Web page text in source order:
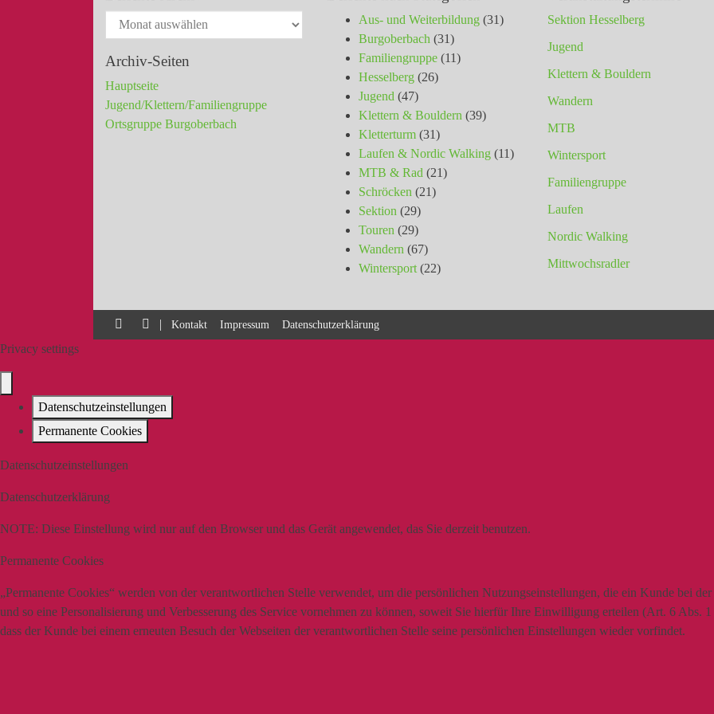
Archiv-Seiten
Hauptseite
Jugend/Klettern/Familiengruppe
Ortsgruppe Burgoberbach
Aus- und Weiterbildung(31)
Burgoberbach (31)
Familiengruppe(11)
Hesselberg(26)
Jugend (47)
Klettern & Bouldern (39)
Kletterturm(31)
Laufen & Nordic Walking(11)
MTB & Rad (21)
Schröcken (21)
Sektion (29)
Touren (29)
Wandern (67)
Wintersport(22)
Sektion Hesselberg
Jugend
Klettern & Bouldern
Wandern
MTB
Wintersport
Familiengruppe
Laufen
Nordic Walking
Mittwochsradler
| Kontakt Impressum Datenschutzerklärung
Privacy settings
Datenschutzeinstellungen
Permanente Cookies
Datenschutzeinstellungen
Datenschutzerklärung
NOTE: Diese Einstellung wird nur auf den Browser und das Gerät angewendet, das Sie derzeit benutzen.
Permanente Cookies
„Permanente Cookies“ werden von der verantwortlichen Stelle verwendet, um die persönlichen Nutzungseinstellungen, die ein Kunde bei
und so eine Personalisierung und Verbesserung des Service vornehmen zu können, soweit Sie hierfür Ihre Einwilligung erteilen (Art. 6
dass der Kunde bei einem erneuten Besuch der Webseiten der verantwortlichen Stelle seine persönlichen Einstellungen wieder vorfindet.